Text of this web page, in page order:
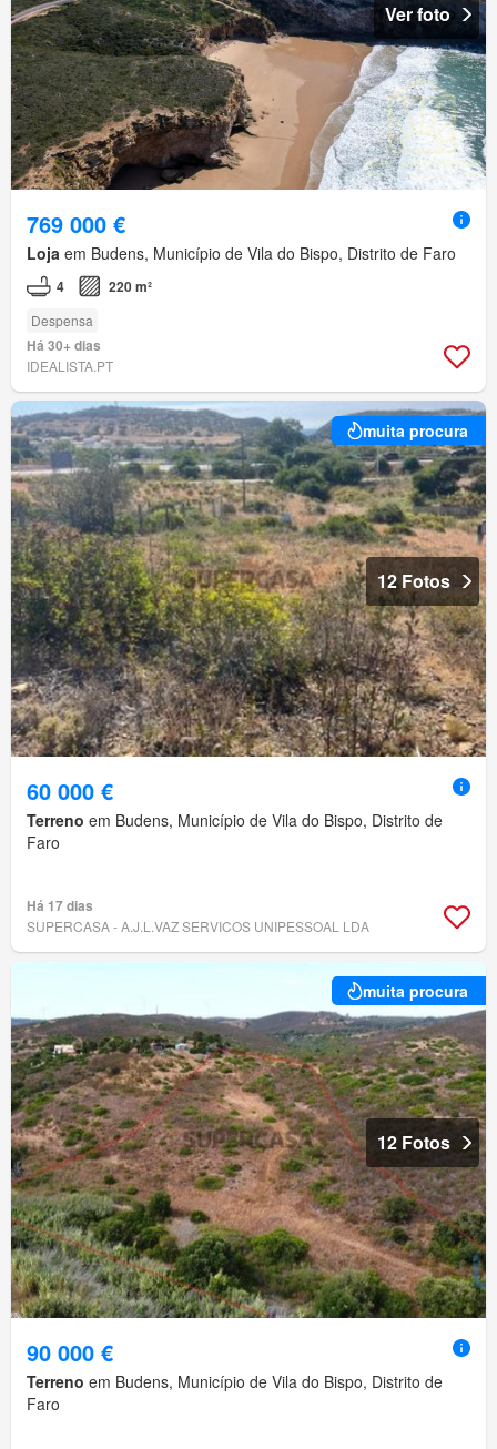
Ver foto
769 000 €
Loja em Budens, Município de Vila do Bispo, Distrito de Faro
4 220 m²
Despensa
Há 30+ dias
IDEALISTA.PT
muita procura
12 Fotos
60 000 €
Terreno em Budens, Município de Vila do Bispo, Distrito de
Faro
Há 17 dias
SUPERCASA - A.J.L.VAZ SERVICOS UNIPESSOAL LDA
muita procura
12 Fotos
90 000 €
Terreno em Budens, Município de Vila do Bispo, Distrito de
Faro